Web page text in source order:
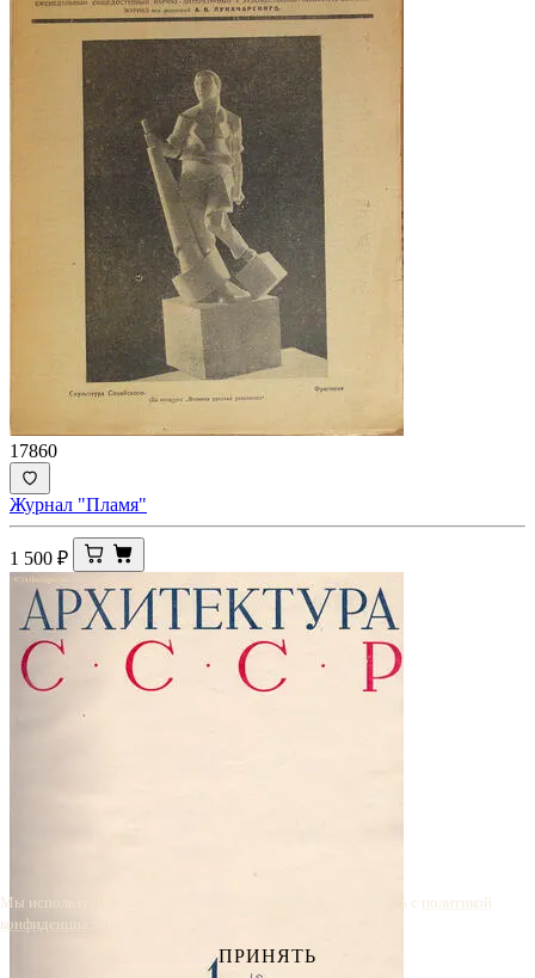
17860
Журнал "Пламя"
1 500 ₽
Мы используем cookie. Оставаясь на сайте, вы соглашаетесь с политикой
конфиденциальности
ПРИНЯТЬ